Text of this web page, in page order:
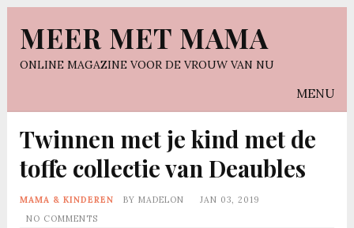
MEER MET MAMA
ONLINE MAGAZINE VOOR DE VROUW VAN NU
MENU
Twinnen met je kind met de
toffe collectie van Deaubles
MAMA & KINDEREN BY MADELON
JAN 03, 2019
NO COMMENTS